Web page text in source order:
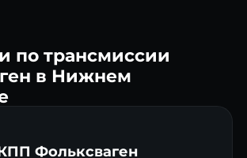
ежедневно.
по трансмиссии
в Нижнем
Фольксваген